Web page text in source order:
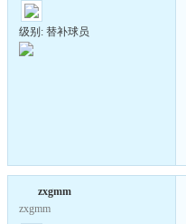
级别: 替补球员
zxgmm
zxgmm